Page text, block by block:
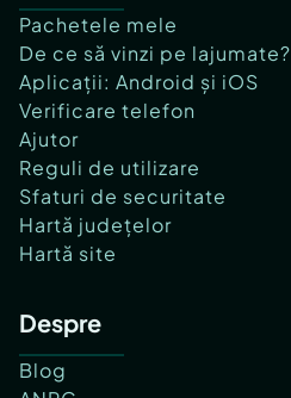
Pachetele mele
De ce să vinzi pe lajumate?
Aplicații: Android și iOS
Verificare telefon
Ajutor
Reguli de utilizare
Sfaturi de securitate
Hartă județelor
Hartă site
Despre
Blog